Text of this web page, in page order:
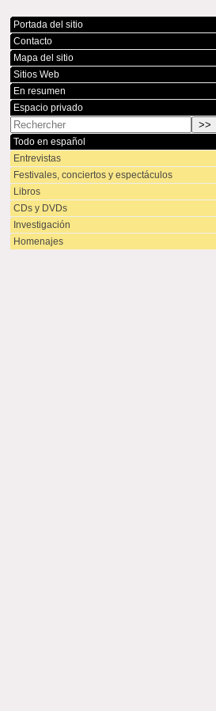
Portada del sitio
Contacto
Mapa del sitio
Sitios Web
En resumen
Espacio privado
Todo en español
Entrevistas
Festivales, conciertos y espectáculos
Libros
CDs y DVDs
Investigación
Homenajes